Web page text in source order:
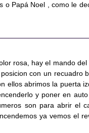
o Papá Noel , como le
rosa, hay el mando del
con un recuadro
ellos abrimos la puerta
y poner en
son para abrir el
ya vemos el